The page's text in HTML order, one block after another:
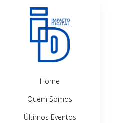
Home
Quem Somos
Últimos Eventos